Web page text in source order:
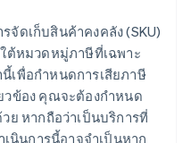
ดเก็บสินค้าคงคลัง (SKU)
ต้หมวดหมู่ภาษีที่เฉพาะ
เพื่อกําหนดการเสียภาษี
ข้อง คุณจะต้องกําหนด
หากถือว่าเป็นบริการที่
นินการนี้อาจจําเป็นหาก